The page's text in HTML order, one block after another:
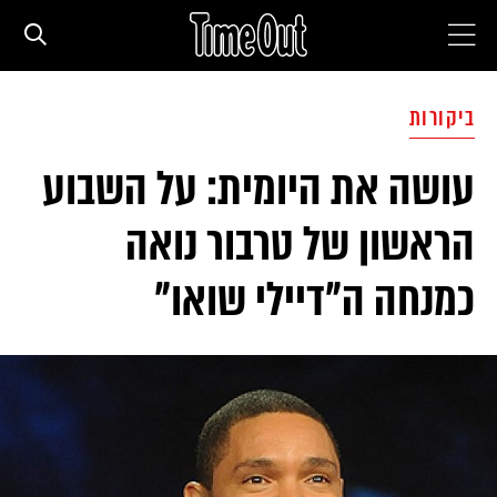
סדרות
המגזין
עם הילדים
ביקורות
עושה את היומית: על השבוע
הראשון של טרבור נואה
כמנחה ה"דיילי שואו"